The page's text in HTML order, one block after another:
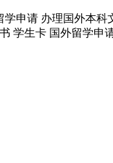
学申请 办理国外本
学生卡 国外留学